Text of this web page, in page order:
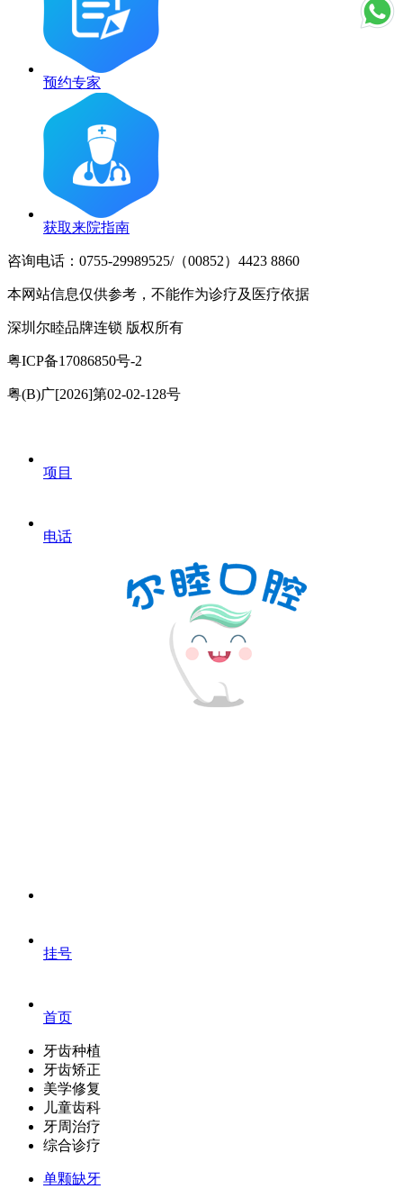
预约专家
获取来院指南
咨询电话：0755-29989525/（00852）4423 8860
本网站信息仅供参考，不能作为诊疗及医疗依据
深圳尔睦品牌连锁 版权所有
粤ICP备17086850号-2
粤(B)广[2026]第02-02-128号
项目
电话
挂号
首页
牙齿种植
牙齿矫正
美学修复
儿童齿科
牙周治疗
综合诊疗
单颗缺牙